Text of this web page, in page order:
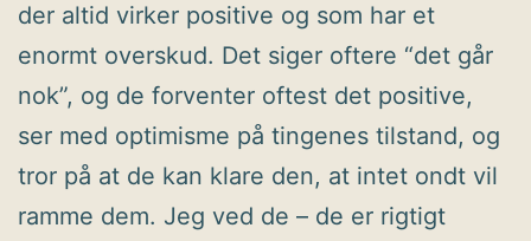
der altid virker positive og som har et
enormt overskud. Det siger oftere “det går
nok”, og de forventer oftest det positive,
ser med optimisme på tingenes tilstand, og
tror på at de kan klare den, at intet ondt vil
ramme dem. Jeg ved de – de er rigtigt